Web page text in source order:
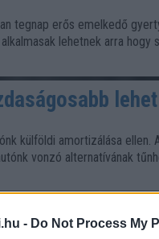
- Do Not Process My
tegnap erős emelkedő
lehetnek arra hogy
külföldi amortizálása ellen.
vonzó alternatívának
bejelentés,